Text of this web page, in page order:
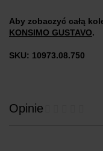
Aby zobaczyć całą
KONSIMO GUSTAVO.
SKU: 10973.08.750
Opinie